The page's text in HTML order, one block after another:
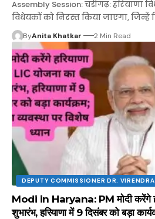
Assembly Session: चंडीगढ़: हरियाणा
विधेयकों को निरस्त किया जाएगा,
ByAnita Khatkar 2 Min Read
DEPUTY COMMISSIONER DR.
Modi in Haryana: PM मोदी करेंगे
शुभारंभ, हरियाणा में 9 दिसंबर को बड़ा